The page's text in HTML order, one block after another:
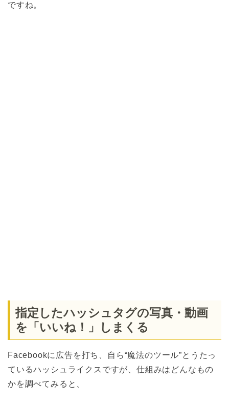
ですね。
指定したハッシュタグの写真・動画
を「いいね！」しまくる
Facebookに広告を打ち、自ら“魔法のツール”とうたっ
ているハッシュライクスですが、仕組みはどんなもの
かを調べてみると、